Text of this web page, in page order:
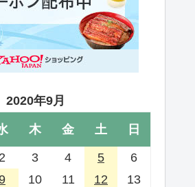
2020年9月
木 金 土 日
2 3 4 5
6
10 11 12
13